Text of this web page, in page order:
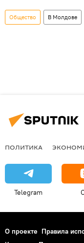
Общество В Молдове
ПОЛИТИКА
Telegram
О проекте Правила